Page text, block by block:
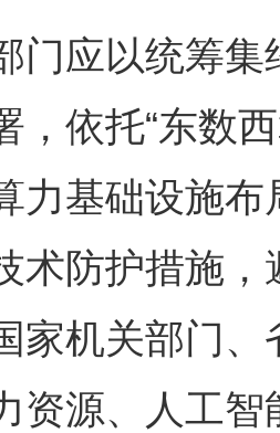
应以统筹集
，依托“东数
力基础设施
术防护措施，
家机关部门
资源、人工